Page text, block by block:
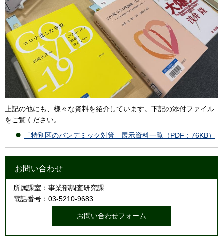
上記の他にも、様々な資料を紹介しています。下記の添付ファイル
をご覧ください。
「特別区のパンデミック対策」展示資料一覧（PDF：76KB）
お問い合わせ
所属課室：事業部調査研究課
電話番号：03-5210-9683